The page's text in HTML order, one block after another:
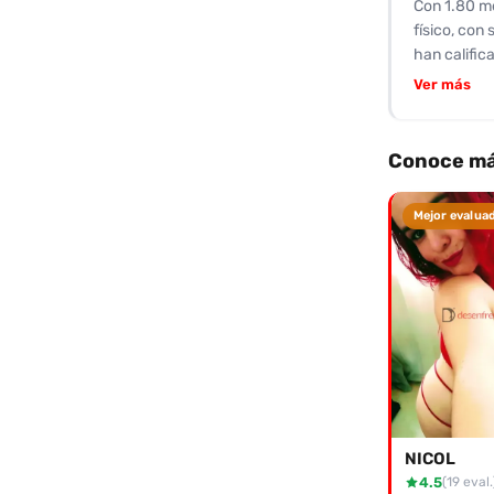
cliente. El
algo
Con 1.80
físico, con
han
trato tipo
disfrutar
minuto
volver por
Ver más
Conoce
Mejor
NICOL
4.5(19